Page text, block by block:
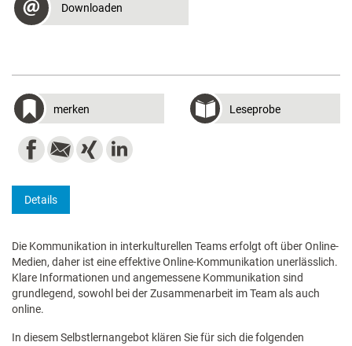
Downloaden
merken Leseprobe
Details
Die Kommunikation in interkulturellen Teams erfolgt oft über Online-
Medien, daher ist eine effektive Online-Kommunikation unerlässlich.
Klare Informationen und angemessene Kommunikation sind
grundlegend, sowohl bei der Zusammenarbeit im Team als auch
online.
In diesem Selbstlernangebot klären Sie für sich die folgenden